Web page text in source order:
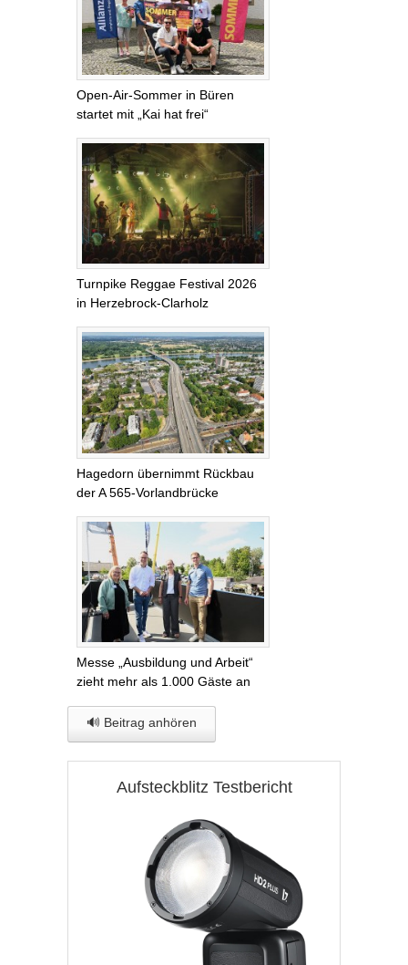
Open-Air-Sommer in Büren
startet mit „Kai hat frei“
Turnpike Reggae Festival 2026
in Herzebrock-Clarholz
Hagedorn übernimmt Rückbau
der A 565-Vorlandbrücke
Messe „Ausbildung und Arbeit“
zieht mehr als 1.000 Gäste an
🔊 Beitrag anhören
Aufsteckblitz Testbericht